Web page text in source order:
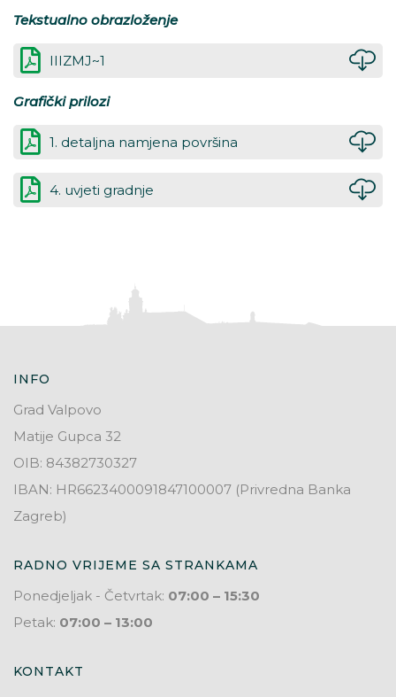
Tekstualno obrazloženje
IIIZMJ~1
Grafički prilozi
1. detaljna namjena površina
4. uvjeti gradnje
INFO
Grad Valpovo
Matije Gupca 32
OIB: 84382730327
IBAN: HR6623400091847100007 (Privredna Banka
Zagreb)
RADNO VRIJEME SA STRANKAMA
Ponedjeljak - Četvrtak: 07:00 – 15:30
Petak: 07:00 – 13:00
KONTAKT